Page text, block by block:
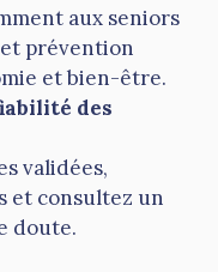
aux seniors
prévention
et bien-être.
des
validées,
et consultez un
doute.